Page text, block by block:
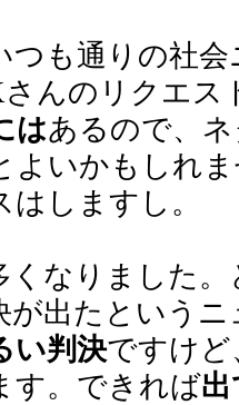
も通りの社会
んのリクエス
はあるので、
よいかもしれ
しますし。
なりました。
が出たという
い判決ですけど
す。できれば出